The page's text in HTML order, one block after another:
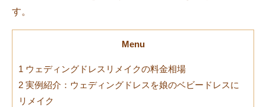
す。
Menu
1 ウェディングドレスリメイクの料金相場
2 実例紹介：ウェディングドレスを娘のベビードレスに
リメイク